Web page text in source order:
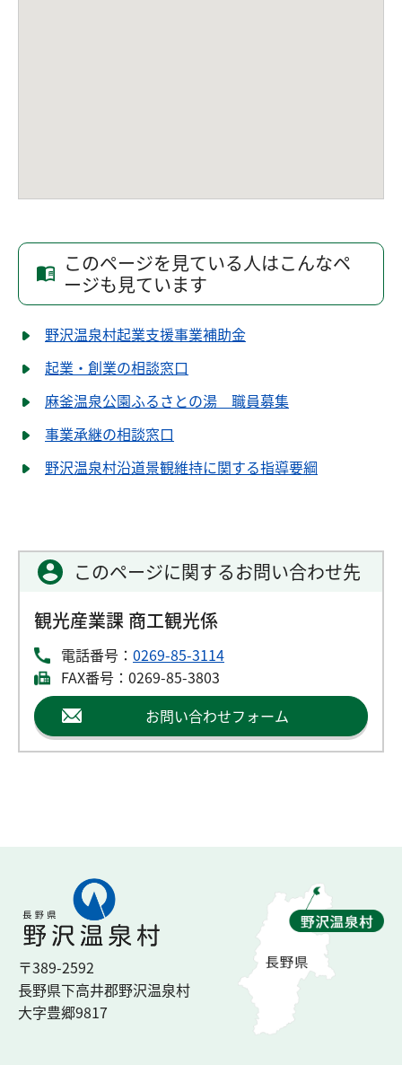
このページを見ている人はこんなペ
ージも見ています
野沢温泉村起業支援事業補助金
起業・創業の相談窓口
麻釜温泉公園ふるさとの湯 職員募集
事業承継の相談窓口
野沢温泉村沿道景観維持に関する指導要綱
このページに関するお問い合わせ先
観光産業課 商工観光係
電話番号： 0269-85-3114
FAX番号：0269-85-3803
お問い合わせフォーム
〒389-2592
長野県下高井郡野沢温泉村
大字豊郷9817